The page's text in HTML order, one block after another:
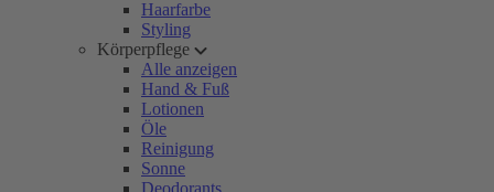
Haarfarbe
Styling
Körperpflege
Alle anzeigen
Hand & Fuß
Lotionen
Öle
Reinigung
Sonne
Deodorants